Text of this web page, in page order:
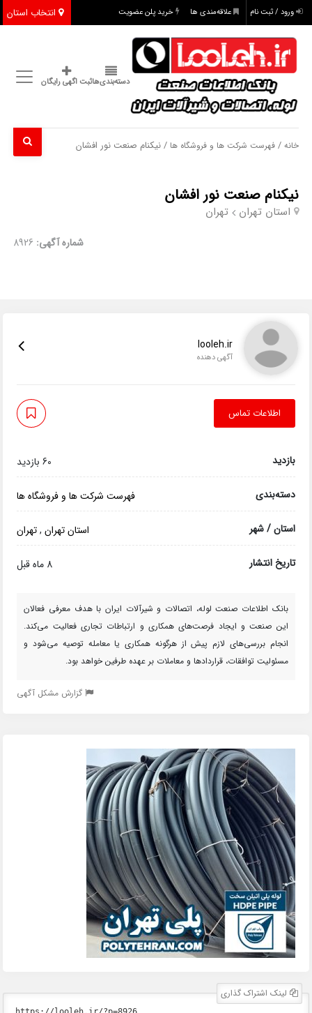
انتخاب استان ورود / ثبت نام علاقه‌مندی ها خرید پلن عضویت
دسته‌بندی‌هاثبت اگهی رایگان
خانه /فهرست شرکت ها و فروشگاه ها / نیکنام صنعت نور افشان
نیکنام صنعت نور افشان
استان تهران تهران
شماره آگهی: 8926
looleh.ir
آگهی دهنده
اطلاعات تماس
بازدید 60 بازدید
دسته‌بندی فهرست شرکت ها و فروشگاه ها
استان / شهر استان تهران,تهران
تاریخ انتشار 8 ماه قبل
بانک اطلاعات صنعت لوله، اتصالات و شیرآلات ایران با هدف معرفی فعالان
این صنعت و ایجاد فرصت‌های همکاری و ارتباطات تجاری فعالیت می‌کند.
انجام بررسی‌های لازم پیش از هرگونه همکاری یا معامله توصیه می‌شود و
مسئولیت توافقات، قراردادها و معاملات بر عهده طرفین خواهد بود.
گزارش مشکل آگهی
لینک اشتراک گذاری